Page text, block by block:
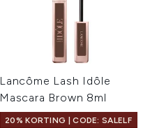
Lancôme Lash Idôle
Mascara Brown 8ml
20% KORTING | CODE: SALELF